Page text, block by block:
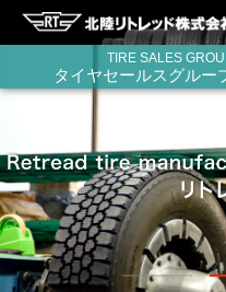
TIRE SALES
タイヤセールスグルー